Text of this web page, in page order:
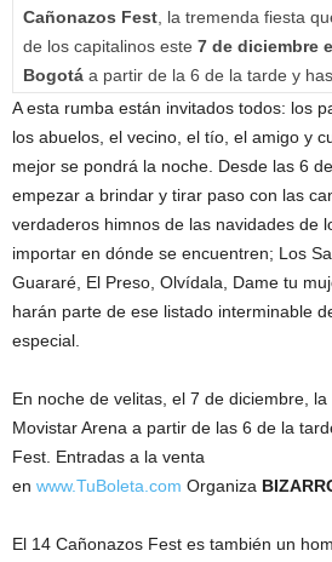
Cañonazos Fest, la tremenda fiesta
de los capitalinos este 7 de diciembre
Bogotá a partir de la 6 de la tarde y
A esta rumba están invitados todos: los
los abuelos, el vecino, el tío, el amigo y
mejor se pondrá la noche. Desde las 6
empezar a brindar y tirar paso con las
verdaderos himnos de las navidades de
importar en dónde se encuentren; Los
Guararé, El Preso, Olvídala, Dame tu
harán parte de ese listado interminable
especial.
En noche de velitas, el 7 de diciembre,
Movistar Arena a partir de las 6 de la
Fest. Entradas a la venta
en www.TuBoleta.com Organiza
El 14 Cañonazos Fest es también un